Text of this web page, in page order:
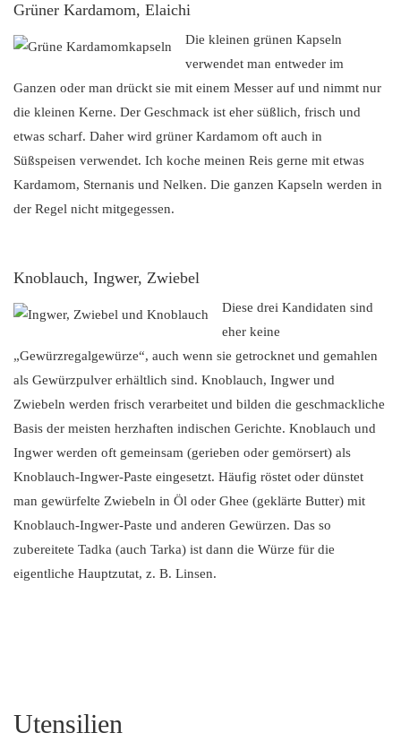
Grüner Kardamom, Elaichi
Die kleinen grünen Kapseln
verwendet man entweder im
Ganzen oder man drückt sie mit einem Messer auf und nimmt nur
die kleinen Kerne. Der Geschmack ist eher süßlich, frisch und
etwas scharf. Daher wird grüner Kardamom oft auch in
Süßspeisen verwendet. Ich koche meinen Reis gerne mit etwas
Kardamom, Sternanis und Nelken. Die ganzen Kapseln werden in
der Regel nicht mitgegessen.
Knoblauch, Ingwer, Zwiebel
Diese drei Kandidaten sind
eher keine
„Gewürzregalgewürze“, auch wenn sie getrocknet und gemahlen
als Gewürzpulver erhältlich sind. Knoblauch, Ingwer und
Zwiebeln werden frisch verarbeitet und bilden die geschmackliche
Basis der meisten herzhaften indischen Gerichte. Knoblauch und
Ingwer werden oft gemeinsam (gerieben oder gemörsert) als
Knoblauch-Ingwer-Paste eingesetzt. Häufig röstet oder dünstet
man gewürfelte Zwiebeln in Öl oder Ghee (geklärte Butter) mit
Knoblauch-Ingwer-Paste und anderen Gewürzen. Das so
zubereitete Tadka (auch Tarka) ist dann die Würze für die
eigentliche Hauptzutat, z. B. Linsen.
Utensilien